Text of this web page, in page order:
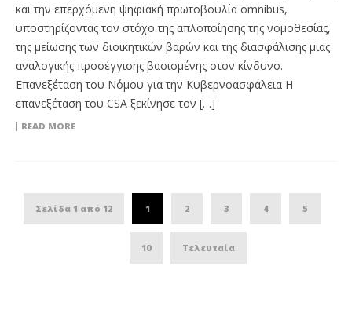
και την επερχόμενη ψηφιακή πρωτοβουλία omnibus,
υποστηρίζοντας τον στόχο της απλοποίησης της νομοθεσίας,
της μείωσης των διοικητικών βαρών και της διασφάλισης μιας
αναλογικής προσέγγισης βασισμένης στον κίνδυνο.
Επανεξέταση του Νόμου για την Κυβερνοασφάλεια Η
επανεξέταση του CSA ξεκίνησε τον […]
READ MORE
Σελίδα 1 από 12 1 2 3 4 5
10 Τελευταία